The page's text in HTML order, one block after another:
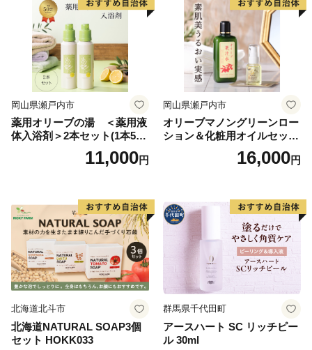
岡山県瀬戸内市
薬用オリーブの湯 ＜薬用液
体入浴剤＞2本セット(1本500
11,000円
岡山県瀬戸内市
オリーブマノングリーンロー
ション＆化粧用オイルセット
美容グッズ スキンケア 化粧
16,000円
北海道北斗市
北海道NATURAL SOAP3個
セット HOKK033
群馬県千代田町
アースハート SC リッチピー
ル 30ml